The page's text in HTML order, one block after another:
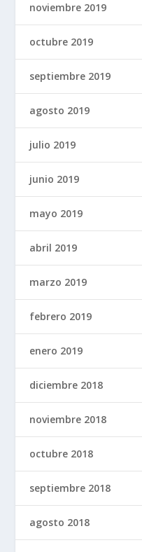
noviembre 2019
octubre 2019
septiembre 2019
agosto 2019
julio 2019
junio 2019
mayo 2019
abril 2019
marzo 2019
febrero 2019
enero 2019
diciembre 2018
noviembre 2018
octubre 2018
septiembre 2018
agosto 2018